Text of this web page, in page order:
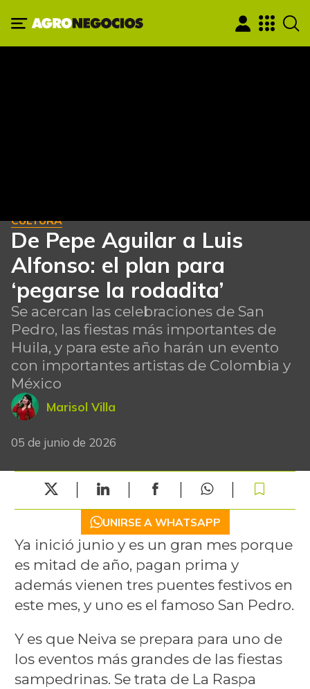
CULTURA
De Pepe Aguilar a Luis
Alfonso: el plan para
‘pegarse la rodadita’
Se acercan las celebraciones de San
Pedro, las fiestas más importantes de
Huila, y para este año harán un evento
con importantes artistas de Colombia y
México
Marisol Villa
05 de junio de 2026
UNIRSE A WHATSAPP
Ya inició junio y es un gran mes porque
es mitad de año, pagan prima y
además vienen tres puentes festivos en
este mes, y uno es el famoso San Pedro.
Y es que Neiva se prepara para uno de
los eventos más grandes de las fiestas
sampedrinas. Se trata de La Raspa